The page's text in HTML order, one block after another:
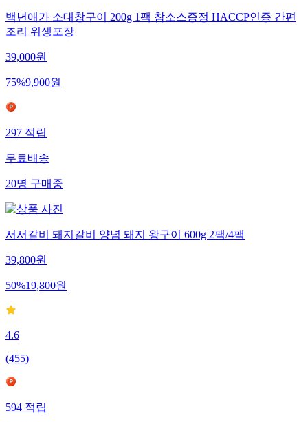
백년애가 소대창구이 200g 1팩 참소스증정 HACCP인증 간편
조리 위생포장
39,000원
75%9,900원
297적립
무료배송
20명구매중
서서갈비 돼지갈비 양념 돼지 왕구이 600g 2팩/4팩
39,800원
50%19,800원
4.6
(455)
594적립